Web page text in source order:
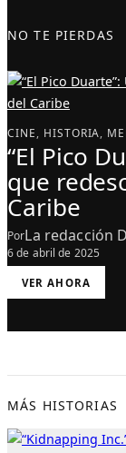
NO TE PIERDAS
CINE, HISTORIA,
“El Pico
que
Caribe
PorLa redacción
6 de abril de 2025
VER AHORA
:
“
E
I
T
E
:
U
MÁS HISTORIAS